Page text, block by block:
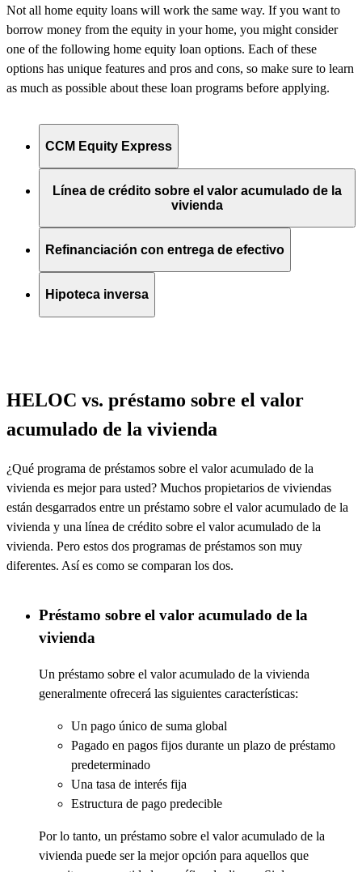
Not all home equity loans will work the same way. If you want to
borrow money from the equity in your home, you might consider
one of the following home equity loan options. Each of these
options has unique features and pros and cons, so make sure to learn
as much as possible about these loan programs before applying.
CCM Equity Express
Línea de crédito sobre el valor acumulado de la
vivienda
Refinanciación con entrega de efectivo
Hipoteca inversa
HELOC vs. préstamo sobre el valor
acumulado de la vivienda
¿Qué programa de préstamos sobre el valor acumulado de la
vivienda es mejor para usted? Muchos propietarios de viviendas
están desgarrados entre un préstamo sobre el valor acumulado de la
vivienda y una línea de crédito sobre el valor acumulado de la
vivienda. Pero estos dos programas de préstamos son muy
diferentes. Así es como se comparan los dos.
Préstamo sobre el valor acumulado de la
vivienda
Un préstamo sobre el valor acumulado de la vivienda
generalmente ofrecerá las siguientes características:
Un pago único de suma global
Pagado en pagos fijos durante un plazo de préstamo
predeterminado
Una tasa de interés fija
Estructura de pago predecible
Por lo tanto, un préstamo sobre el valor acumulado de la
vivienda puede ser la mejor opción para aquellos que